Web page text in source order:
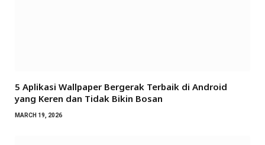
5 Aplikasi Wallpaper Bergerak Terbaik di Android
yang Keren dan Tidak Bikin Bosan
MARCH 19, 2026